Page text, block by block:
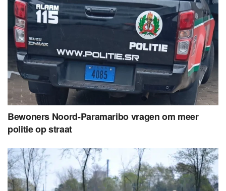
Bewoners Noord-Paramaribo vragen om meer
politie op straat